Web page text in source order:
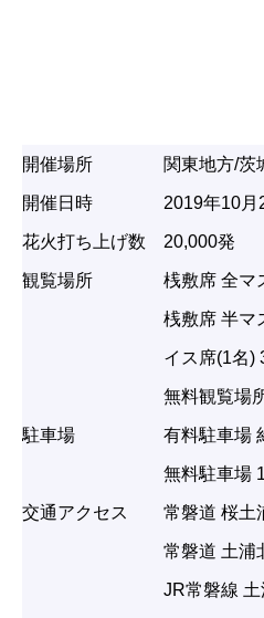
開催場所 関東地方/茨
開催日時 2019年10月
花火打ち上げ数 20,000発
観覧場所 桟敷席 全マ
桟敷席 半マ
イス席(1名)
無料観覧場
駐車場 有料駐車場
無料駐車場
交通アクセス 常磐道 桜土
常磐道 土浦
JR常磐線